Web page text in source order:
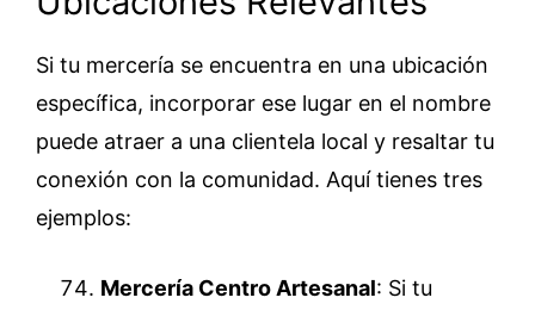
Si tu mercería se encuentra en una ubicación
específica, incorporar ese lugar en el nombre
puede atraer a una clientela local y resaltar tu
conexión con la comunidad. Aquí tienes tres
ejemplos:
Mercería Centro Artesanal: Si tu